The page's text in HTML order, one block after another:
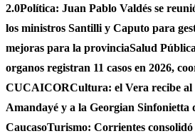
2.0Política: Juan Pablo Valdés se
los ministros Santilli y Caputo para
mejoras para la provinciaSalud
organos registran 11 casos en 2026,
CUCAICORCultura: el Vera recibe al
Amandayé y a la Georgian Sinfonietta
CaucasoTurismo: Corrientes